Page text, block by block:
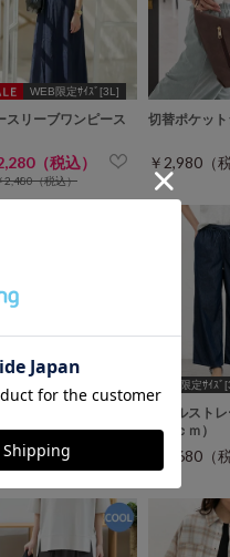
WEB限定ｻｲｽﾞ[3L]
スリーブワンピース
（税込）
2,480（税込）
切替ポケッ
￥2,980（
（税込）
WEB限定ｻｲｽﾞ
クールスト
６３ｃｍ）
￥2,680（